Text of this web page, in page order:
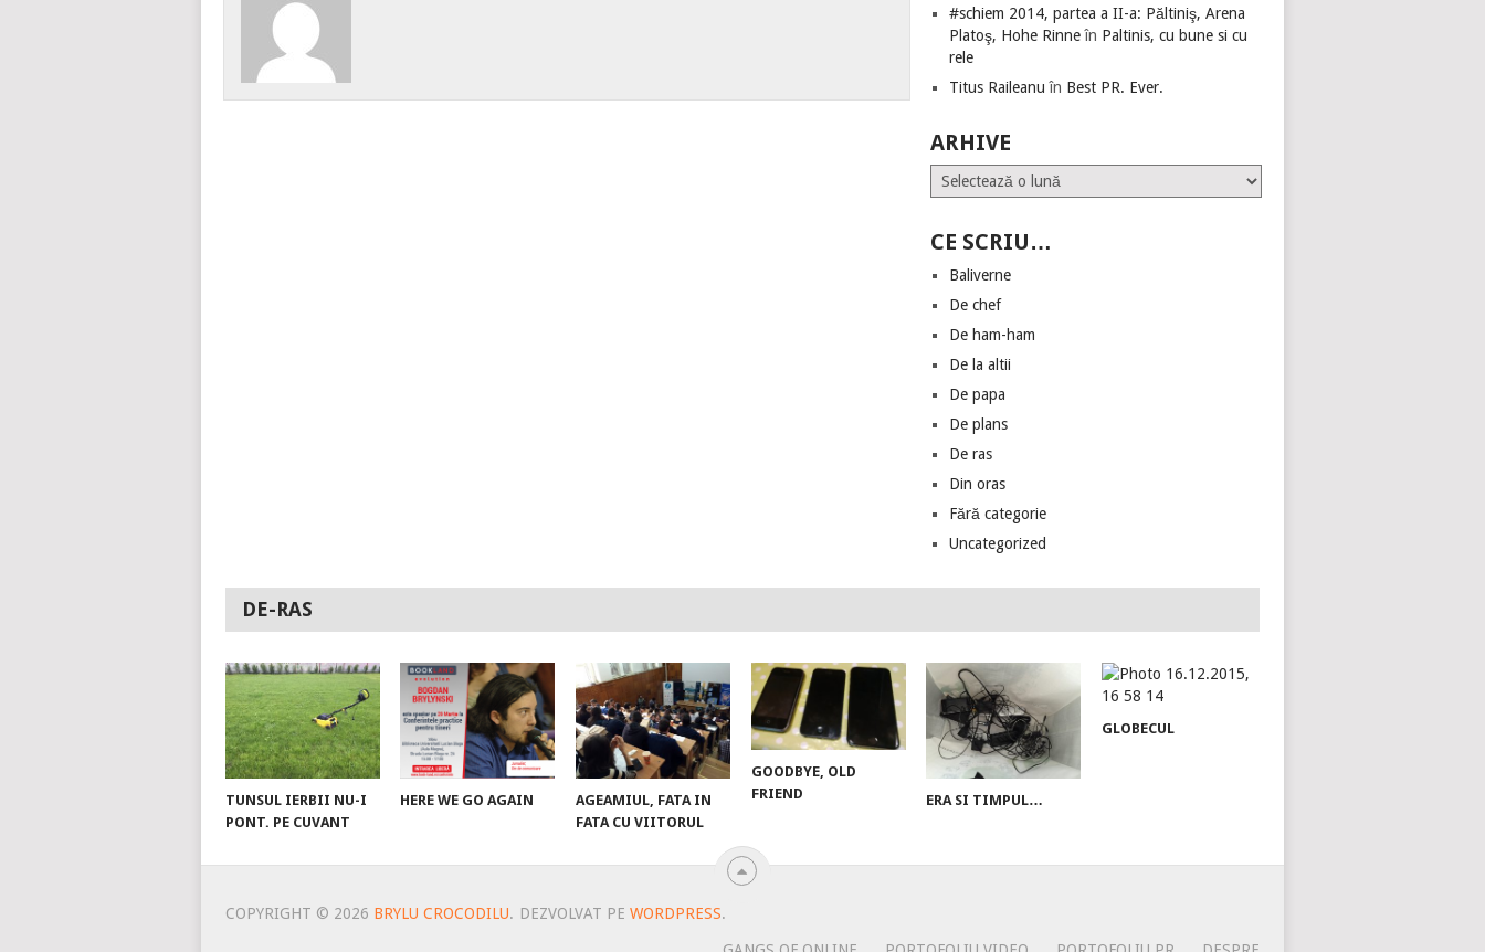
#schiem 2014, partea a II-a: Păltiniş, Arena
Platoş, Hohe Rinneîn Paltinis, cu bune si cu
rele
Titus Raileanu în Best PR. Ever.
ARHIVE
Arhive
CE SCRIU…
Baliverne
De chef
De ham-ham
De la altii
De papa
De plans
De ras
Din oras
Fără categorie
Uncategorized
DE-RAS
TUNSUL IERBII NU-I
PONT. PE CUVANT
HERE WE GO AGAIN
AGEAMIUL, FATA IN
FATA CU VIITORUL
GOODBYE, OLD
FRIEND
ERA SI TIMPUL…
GLOBECUL
COPYRIGHT © 2026 BRYLU CROCODILU. DEZVOLVAT PE WORDPRESS.